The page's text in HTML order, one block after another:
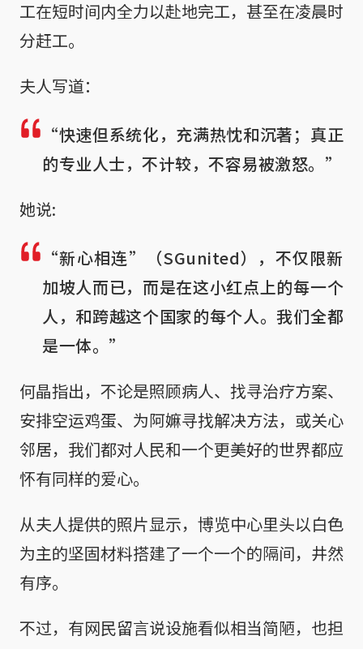
工在短时间内全力以赴地完工，甚至在凌晨时
分赶工。
夫人写道：
“快速但系统化，充满热忱和沉著；真正
的专业人士，不计较，不容易被激怒。”
她说:
“新心相连”（SGunited），不仅限新
加坡人而已，而是在这小红点上的每一个
人，和跨越这个国家的每个人。我们全都
是一体。”
何晶指出，不论是照顾病人、找寻治疗方案、
安排空运鸡蛋、为阿嫲寻找解决方法，或关心
邻居，我们都对人民和一个更美好的世界都应
怀有同样的爱心。
从夫人提供的照片显示，博览中心里头以白色
为主的坚固材料搭建了一个一个的隔间，井然
有序。
不过，有网民留言说设施看似相当简陋，也担